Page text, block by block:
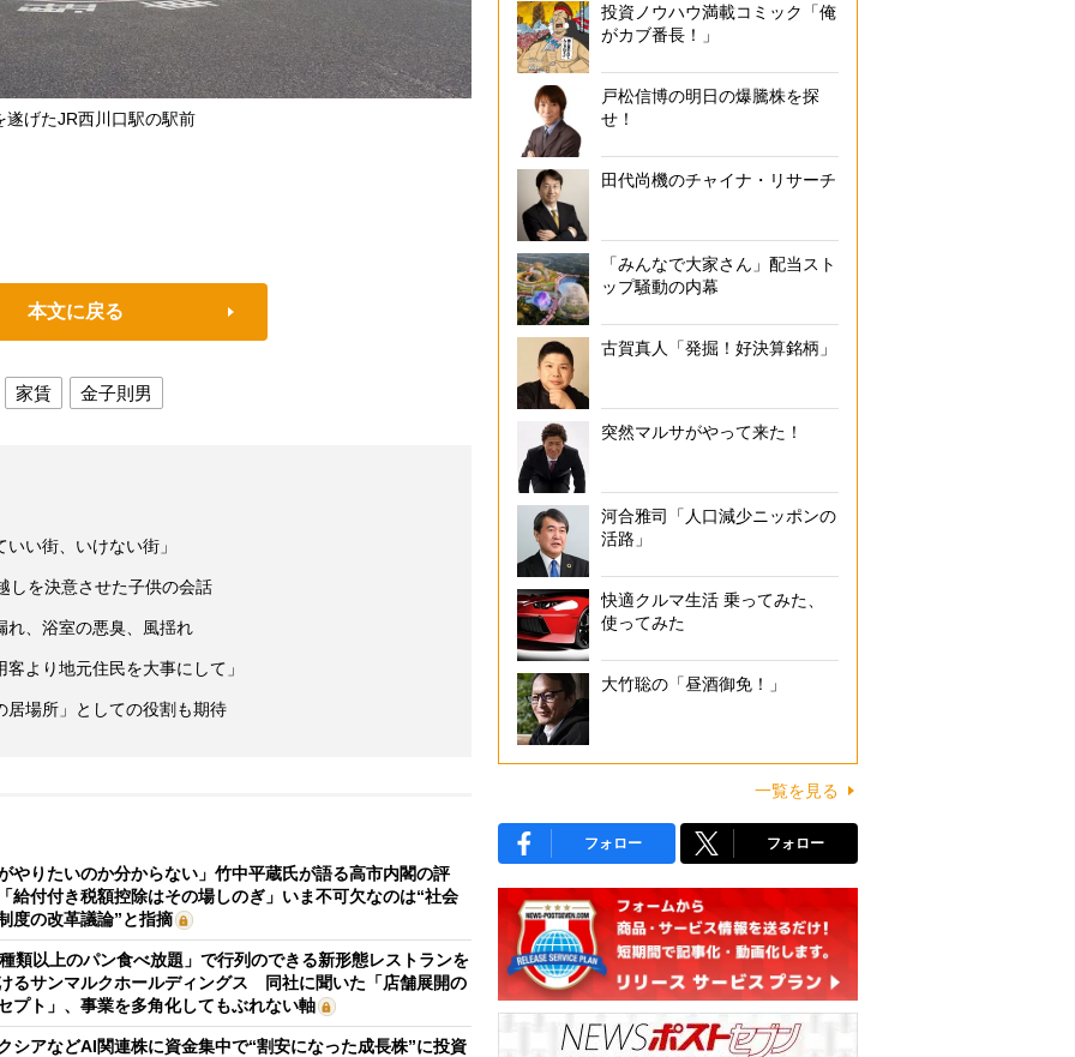
遂げたJR西川口駅の駅前
本文に戻る
家賃 金子則男
い街、いけない街」
しを決意させた子供の会話
、浴室の悪臭、風揺れ
より地元住民を大事にして」
場所」としての役割も期待
やりたいのか分からない」竹中平蔵氏が語る高市内閣の評
付付き税額控除はその場しのぎ」いま不可欠なのは“社会
度の改革議論”と指摘
類以上のパン食べ放題」で行列のできる新形態レストランを
るサンマルクホールディングス 同社に聞いた「店舗展開の
プト」、事業を多角化してもぶれない軸
シアなどAI関連株に資金集中で“割安になった成長株”に投資
投資ノウハウ満載コミック「俺
がカブ番長！」
戸松信博の明日の爆騰株を探
せ！
田代尚機のチャイナ・リサーチ
「みんなで大家さん」配当スト
ップ騒動の内幕
古賀真人「発掘！好決算銘柄」
突然マルサがやって来た！
河合雅司「人口減少ニッポンの
活路」
快適クルマ生活 乗ってみた、
使ってみた
大竹聡の「昼酒御免！」
一覧を見る
フォロー フォロー